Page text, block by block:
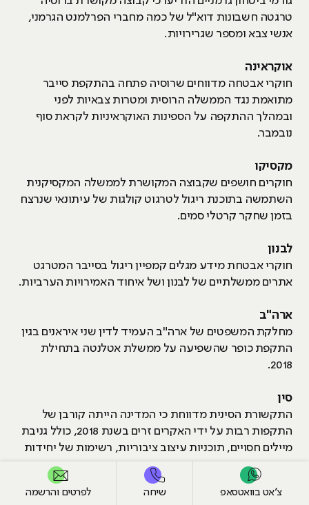
טרגטה חשבונות דוא"ל של כמה מחברי הפרלמנט הגרמני,
אנשי צבא ומספר שגרירויות.
אוקראינה
חוקרי אבטחה מדווחים שרוסיה פתחה בהתקפת סייבר
מתואמת נגד הממשלה הרוסית ומטרות צבאיות לפני
ובמהלך ההתקפה על הספינות האוקראיניות לקראת סוף
נובמבר.
מקסיקו
חוקרים חושפים שקבוצה המקושרת לממשלה המקסיקנית
השתמשה בתוכנת ריגול לטרגוט קולגות של עיתונאי שנרצח
בזמן שחקר קרטלי סמים.
לבנון
חוקרי אבטחת מידע מגלים קמפיין ריגול בסייבר המטרגט
אתרים ממשלתיים של לבנון ושל איחוד האמירויות הערביות.
ארה"ב
מחלקת המשפטים של ארה"ב העמיד לדין שני איראנים בגין
התקפת כופר שהשפיעה על ממשלת אטלנטה בתחילת
2018.
סין
התקשורת הסינית מדווחת כי המדינה הייתה קורבן של
התקפות רבות על ידי האקרים זרים בשנת 2018, כולל גניבת
מיילים חסויים, תוכניות עיצוב ציבוריות, רשימות של יחידות
צבא ועוד.
אסיה ואפריקה
צ׳אט בוואטסאפ שיחה לפרטים והרשמה